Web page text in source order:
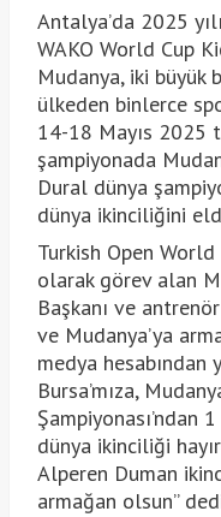
Antalya’da 2025
WAKO World Cup
Mudanya, iki büyük
ülkeden binlerce
14-18 Mayıs 2025
şampiyonada
Dural dünya
dünya ikinciliğini
Turkish Open
olarak görev alan
Başkanı ve
ve Mudanya’ya
medya hesabından
Bursa’mıza,
Şampiyonası’ndan
dünya ikinciliği
Alperen Duman
armağan olsun”